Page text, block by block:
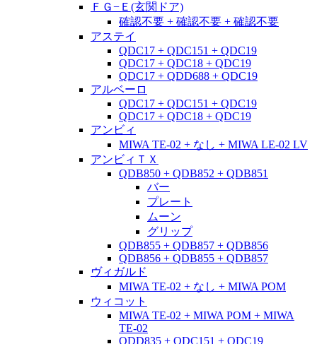
ＦＧ−Ｅ(玄関ドア)
確認不要 + 確認不要 + 確認不要
アステイ
QDC17 + QDC151 + QDC19
QDC17 + QDC18 + QDC19
QDC17 + QDD688 + QDC19
アルベーロ
QDC17 + QDC151 + QDC19
QDC17 + QDC18 + QDC19
アンビィ
MIWA TE-02 + なし + MIWA LE-02 LV
アンビィＴＸ
QDB850 + QDB852 + QDB851
バー
プレート
ムーン
グリップ
QDB855 + QDB857 + QDB856
QDB856 + QDB855 + QDB857
ヴィガルド
MIWA TE-02 + なし + MIWA POM
ウィコット
MIWA TE-02 + MIWA POM + MIWA
TE-02
QDD835 + QDC151 + QDC19